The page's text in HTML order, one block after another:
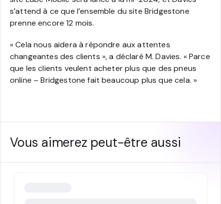
s’attend à ce que l’ensemble du site Bridgestone
prenne encore 12 mois.
« Cela nous aidera à répondre aux attentes
changeantes des clients », a déclaré M. Davies. « Parce
que les clients veulent acheter plus que des pneus
online – Bridgestone fait beaucoup plus que cela. »
Vous aimerez peut-être aussi